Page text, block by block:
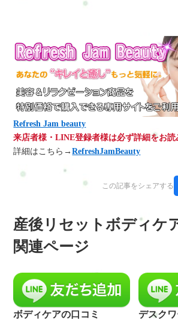
Refresh Jam beauty
来店者様・LINE登録者様は必ず詳細をお読
詳細はこちら→RefreshJamBeauty
この記事をシェアする
産後リセットボディケ
関連ページ
ボディケアの口コミ
デスク